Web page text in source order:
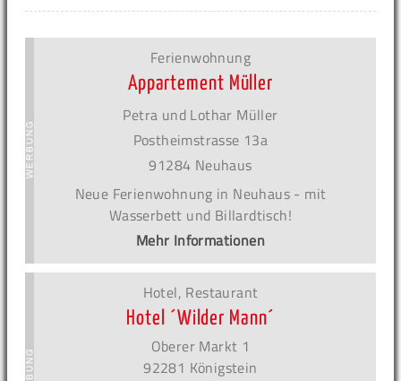
Ferienwohnung
Appartement Müller
Petra und Lothar Müller
Postheimstrasse 13a
91284 Neuhaus
Neue Ferienwohnung in Neuhaus - mit
Wasserbett und Billardtisch!
Mehr Informationen
Hotel, Restaurant
Hotel ´Wilder Mann´
Oberer Markt 1
92281 Königstein